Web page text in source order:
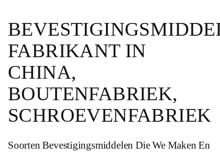
FABRIKANT IN
CHINA,
BOUTENFABRIEK,
SCHROEVENFABRIEK
Soorten Bevestigingsmiddelen Die We Maken En